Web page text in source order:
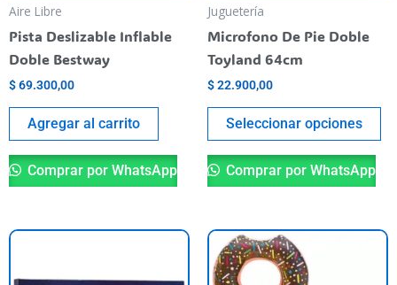
Aire Libre
Pista Deslizable Inflable
Doble Bestway
$69.300,00
Agregar al carrito
Comprar por WhatsApp
Juguetería
Microfono De Pie Doble
Toyland 64cm
$22.900,00
Seleccionar opciones
Comprar por WhatsApp